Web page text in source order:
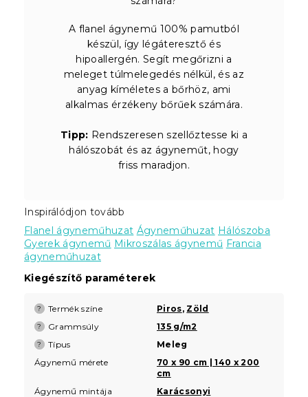
A flanel ágynemű 100% pamutból
készül, így légáteresztő és
hipoallergén. Segít megőrizni a
meleget túlmelegedés nélkül, és az
anyag kíméletes a bőrhöz, ami
alkalmas érzékeny bőrűek számára.
Tipp: Rendszeresen szellőztesse ki a
hálószobát és az ágyneműt, hogy
friss maradjon.
Inspirálódjon tovább
Flanel ágyneműhuzat Ágyneműhuzat Hálószoba
Gyerek ágynemű Mikroszálas ágynemű Francia
ágyneműhuzat
Kiegészítő paraméterek
? Termék színe Piros, Zöld
? Grammsúly 135 g/m2
? Típus
Meleg
Ágynemű mérete
70 x 90 cm | 140 x 200
cm
Ágynemű mintája
Karácsonyi